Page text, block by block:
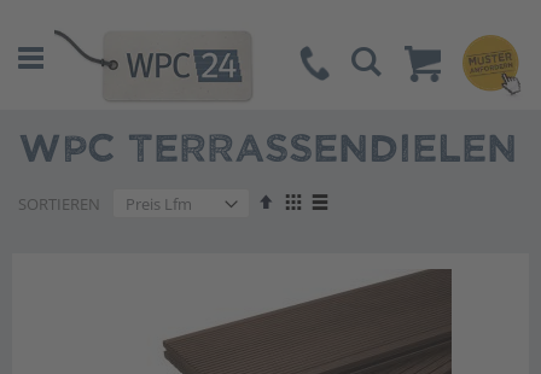
Suche
WPC TERRASSENDIELEN
SORTIEREN
AbsteigendAnzeigen